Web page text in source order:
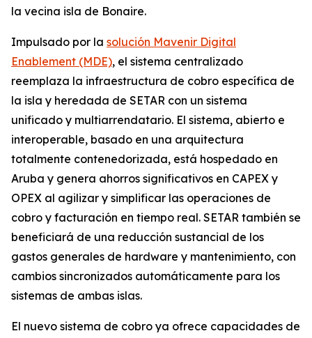
la vecina isla de Bonaire.
Impulsado por la solución Mavenir Digital
Enablement (MDE), el sistema centralizado
reemplaza la infraestructura de cobro específica de
la isla y heredada de SETAR con un sistema
unificado y multiarrendatario. El sistema, abierto e
interoperable, basado en una arquitectura
totalmente contenedorizada, está hospedado en
Aruba y genera ahorros significativos en CAPEX y
OPEX al agilizar y simplificar las operaciones de
cobro y facturación en tiempo real. SETAR también se
beneficiará de una reducción sustancial de los
gastos generales de hardware y mantenimiento, con
cambios sincronizados automáticamente para los
sistemas de ambas islas.
El nuevo sistema de cobro ya ofrece capacidades de